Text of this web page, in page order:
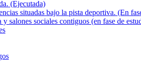
(Ejecutada)
situadas bajo la pista deportiva. (En
salones sociales contiguos (en fase de